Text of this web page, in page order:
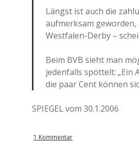
Längst ist auch die
aufmerksam geworden,
Westfalen-Derby –
Beim BVB sieht man
jedenfalls spöttelt: „Ein
die paar Cent können
SPIEGEL vom 30.1.2006
1 Kommentar